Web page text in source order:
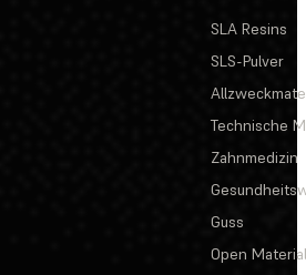
SLA Resins
SLS-Pulver
Technische
Zahnmedizin
Guss
Open